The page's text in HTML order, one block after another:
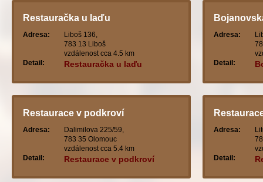
Restauračka u laďu
Adresa:
Liboš 136,
783 13 Liboš
vzdálenost cca 4.5 km
Detail:
Restauračka u laďu
Adresa:
Detail:
Restaurace v podkroví
Adresa:
Dalimilova 225/59,
783 35 Olomouc
vzdálenost cca 5.4 km
Detail:
Restaurace v podkroví
Adresa:
Detail: